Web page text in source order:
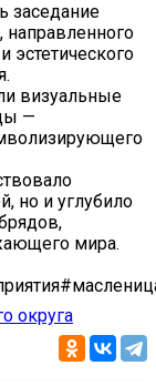
заседание
эстетического
визуальные
—
но и углубило
мира.
округа